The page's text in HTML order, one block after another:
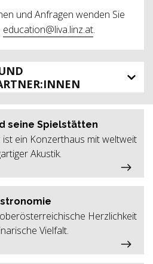
und Anfragen wenden Sie
education@liva.linz.at.
seine Spielstätten
ein Konzerthaus mit weltweit
Akustik.
Herzlichkeit
Vielfalt.